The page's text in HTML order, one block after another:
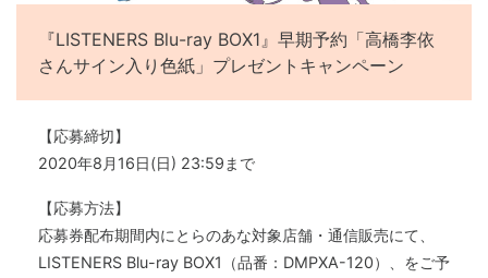
『LISTENERS Blu-ray BOX1』早期予約「高橋李依
さんサイン入り色紙」プレゼントキャンペーン
【応募締切】
2020年8月16日(日) 23:59まで
【応募方法】
応募券配布期間内にとらのあな対象店舗・通信販売にて、
LISTENERS Blu-ray BOX1（品番：DMPXA-120）、をご予